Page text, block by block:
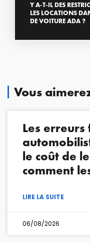
Y A-T-IL DES
LES LOCATIONS
DE VOITURE ADA ?
Vous
Les
le coût de
comment
LIRE LA SUITE
06/08/2026